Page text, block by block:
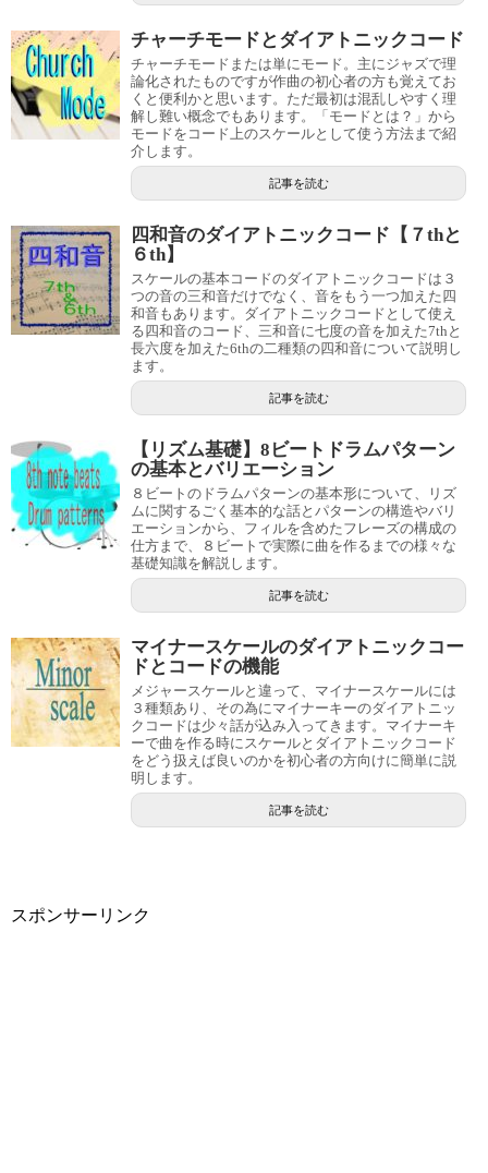
チャーチモードとダイアトニックコード
チャーチモードまたは単にモード。主にジャズで理
論化されたものですが作曲の初心者の方も覚えてお
くと便利かと思います。ただ最初は混乱しやすく理
解し難い概念でもあります。「モードとは？」から
モードをコード上のスケールとして使う方法まで紹
介します。
記事を読む
四和音のダイアトニックコード【７thと
６th】
スケールの基本コードのダイアトニックコードは３
つの音の三和音だけでなく、音をもう一つ加えた四
和音もあります。ダイアトニックコードとして使え
る四和音のコード、三和音に七度の音を加えた7thと
長六度を加えた6thの二種類の四和音について説明し
ます。
記事を読む
【リズム基礎】8ビートドラムパターン
の基本とバリエーション
８ビートのドラムパターンの基本形について、リズ
ムに関するごく基本的な話とパターンの構造やバリ
エーションから、フィルを含めたフレーズの構成の
仕方まで、８ビートで実際に曲を作るまでの様々な
基礎知識を解説します。
記事を読む
マイナースケールのダイアトニックコー
ドとコードの機能
メジャースケールと違って、マイナースケールには
３種類あり、その為にマイナーキーのダイアトニッ
クコードは少々話が込み入ってきます。マイナーキ
ーで曲を作る時にスケールとダイアトニックコード
をどう扱えば良いのかを初心者の方向けに簡単に説
明します。
記事を読む
スポンサーリンク